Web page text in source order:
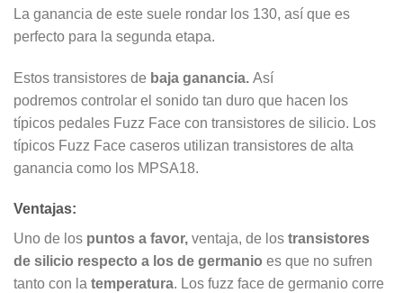
La ganancia de este suele rondar los 130, así que es
perfecto para la segunda etapa.
Estos transistores de baja ganancia. Así
podremos controlar el sonido tan duro que hacen los
típicos pedales Fuzz Face con transistores de silicio. Los
típicos Fuzz Face caseros utilizan transistores de alta
ganancia como los MPSA18.
Ventajas:
Uno de los puntos a favor, ventaja, de los transistores
de silicio respecto a los de germanio es que no sufren
tanto con la temperatura. Los fuzz face de germanio corre